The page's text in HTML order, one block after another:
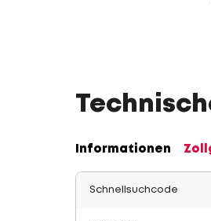
Informationen
Schnellsuchcode